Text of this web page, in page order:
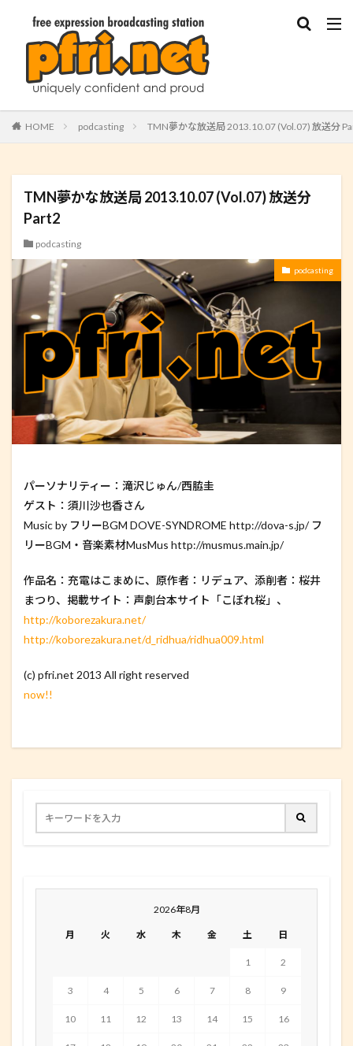
HOME podcasting TMN夢かな放送局 2013.10.07 (Vol.07) 放送分
TMN夢かな放送局 2013.10.07 (Vol.07) 放送分
Part2
podcasting
podcasting
パーソナリティー：滝沢じゅん/西脇圭
ゲスト：須川沙也香さん
Music by フリーBGM DOVE-SYNDROME http://dova-s.jp/ フ
リーBGM・音楽素材MusMus http://musmus.main.jp/
作品名：充電はこまめに、原作者：リデュア、添削者：桜井
まつり、掲載サイト：声劇台本サイト「こぼれ桜」、
http://koborezakura.net/
http://koborezakura.net/d_ridhua/ridhua009.html
(c) pfri.net 2013 All right reserved
now!!
2026年8月
月 火 水 木 金 土 日
1 2
3 4 5 6 7 8 9
10 11 12 13 14 15 16